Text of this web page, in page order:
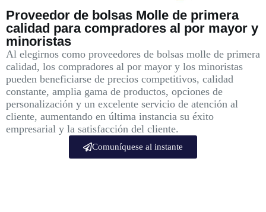
Proveedor de bolsas Molle de primera
calidad para compradores al por mayor y
minoristas
Al elegirnos como proveedores de bolsas molle de primera
calidad, los compradores al por mayor y los minoristas
pueden beneficiarse de precios competitivos, calidad
constante, amplia gama de productos, opciones de
personalización y un excelente servicio de atención al
cliente, aumentando en última instancia su éxito
empresarial y la satisfacción del cliente.
Comuníquese al instante